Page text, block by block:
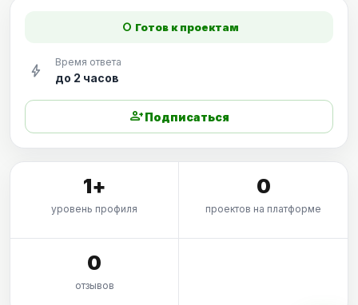
fiber_manual_record Готов к проектам
bolt Время ответа
до 2 часов
person_addПодписаться
1+
уровень профиля
0
проектов на платформе
0
отзывов